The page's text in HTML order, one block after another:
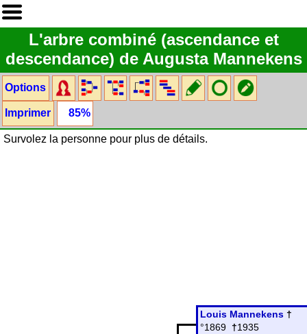
L'arbre combiné (ascendance et
descendance) de Augusta Mannekens
Options
Imprimer 85%
Survolez la personne pour plus de détails.
Louis Mannekens †
°1869 †1935